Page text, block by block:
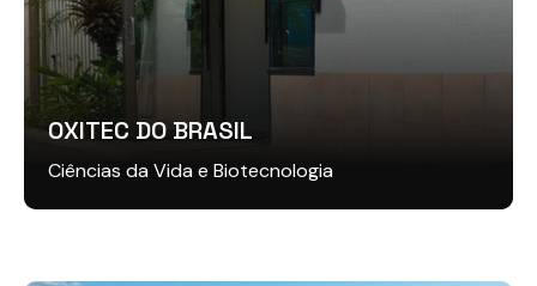
OXITEC DO BRASIL
Ciências da Vida e Biotecnologia